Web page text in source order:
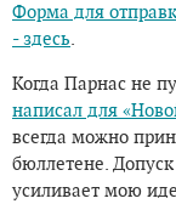
Форма для
- здесь.
Когда Парнас не
написал для
всегда можно
бюллетене.
усиливает мою